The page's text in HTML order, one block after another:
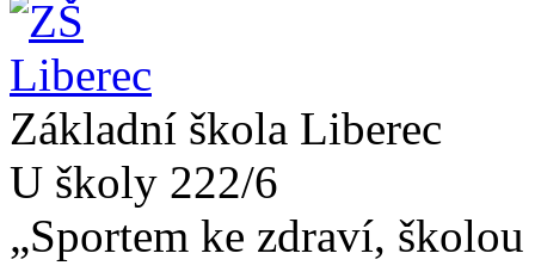
Základní škola Liberec
U školy 222/6
„Sportem ke zdraví,